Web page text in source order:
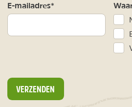
E-mailadres*
VERZENDEN